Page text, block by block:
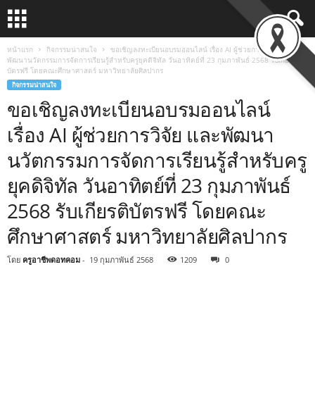
หน้าแรก กิจกรรมน่าสนใจ
ขอเชิญลงทะเบียนอบรมออนไลน์ เรื่อง AI ผู้ช่วยการวิจัย และ
พัฒนานวัตกรรมการจัดการเรียนรู้สำหรับครูยุคดิจิทัล วันอาทิตย์ที่ 23 กุมภาพันธ์ 2568 รับเกียรติ
บัตรฟรี โดยคณะศึกษาศาสตร์ มหาวิทยาลัยศิลปากร
กิจกรรมน่าสนใจ
ขอเชิญลงทะเบียนอบรมออนไลน์
เรื่อง AI ผู้ช่วยการวิจัย และพัฒนา
นวัตกรรมการจัดการเรียนรู้สำหรับครู
ยุคดิจิทัล วันอาทิตย์ที่ 23 กุมภาพันธ์
2568 รับเกียรติบัตรฟรี โดยคณะ
ศึกษาศาสตร์ มหาวิทยาลัยศิลปากร
โดย ครูอาชีพดอทคอม - 19 กุมภาพันธ์ 2568 1209 0